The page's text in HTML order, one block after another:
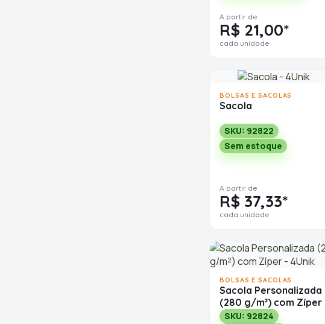
A partir de
R$ 21,00*
cada unidade
BOLSAS E SACOLAS
Sacola
SKU: 92822
Sem estoque
A partir de
R$ 37,33*
cada unidade
BOLSAS E SACOLAS
Sacola Personalizada
(280 g/m²) com Zíper
SKU: 92824